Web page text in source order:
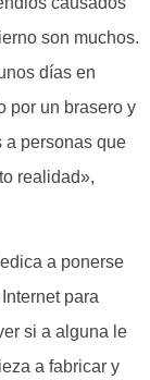
son muchos.
días en
por un brasero y
a personas que
realidad»,
a ponerse
para
si a alguna le
a fabricar y